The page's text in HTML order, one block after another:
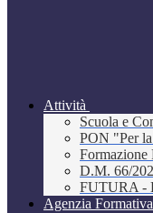
Attività
Scuola e
PON "Per
Formazione
D.M. 66/
FUTURA -
Agenzia Formativa